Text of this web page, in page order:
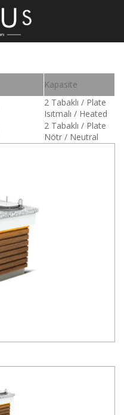
Kapasite
2 Tabaklı / Plate
Isıtmalı / Heated
2 Tabaklı / Plate
Nötr / Neutral